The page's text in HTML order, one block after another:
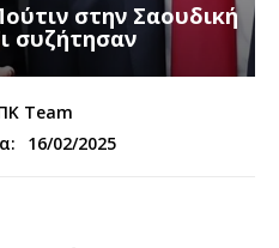
στην Σαουδική
συζήτησαν
Team
16/02/2025